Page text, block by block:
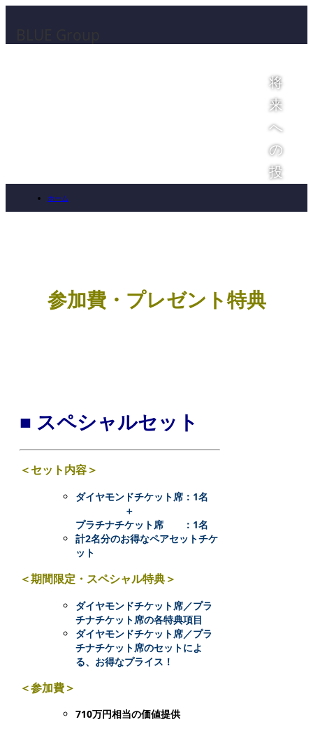
将
来
へ
の
投
と
ホーム
参加費・プレゼント特典
■ スペシャルセット
＜セット内容＞
ダイヤモンドチケット席：1名
＋
プラチナチケット席 ：1名
計2名分のお得なペアセットチケ
ット
＜期間限定・スペシャル特典＞
ダイヤモンドチケット席／プラ
チナチケット席の各特典項目
ダイヤモンドチケット席／プラ
チナチケット席のセットによ
る、お得なプライス！
＜参加費＞
710万円相当の価値提供